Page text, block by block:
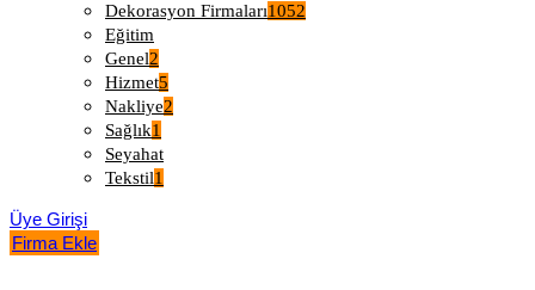
Dekorasyon Firmaları1052
Eğitim
Genel2
Hizmet5
Nakliye2
Sağlık1
Seyahat
Tekstil1
Üye Girişi
Firma Ekle